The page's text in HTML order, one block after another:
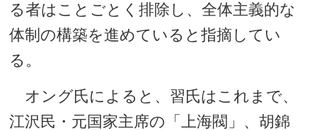
る者はことごとく排除し、全体主義的な
体制の構築を進めていると指摘してい
る。
オング氏によると、習氏はこれまで、
江沢民・元国家主席の「上海閥」、胡錦